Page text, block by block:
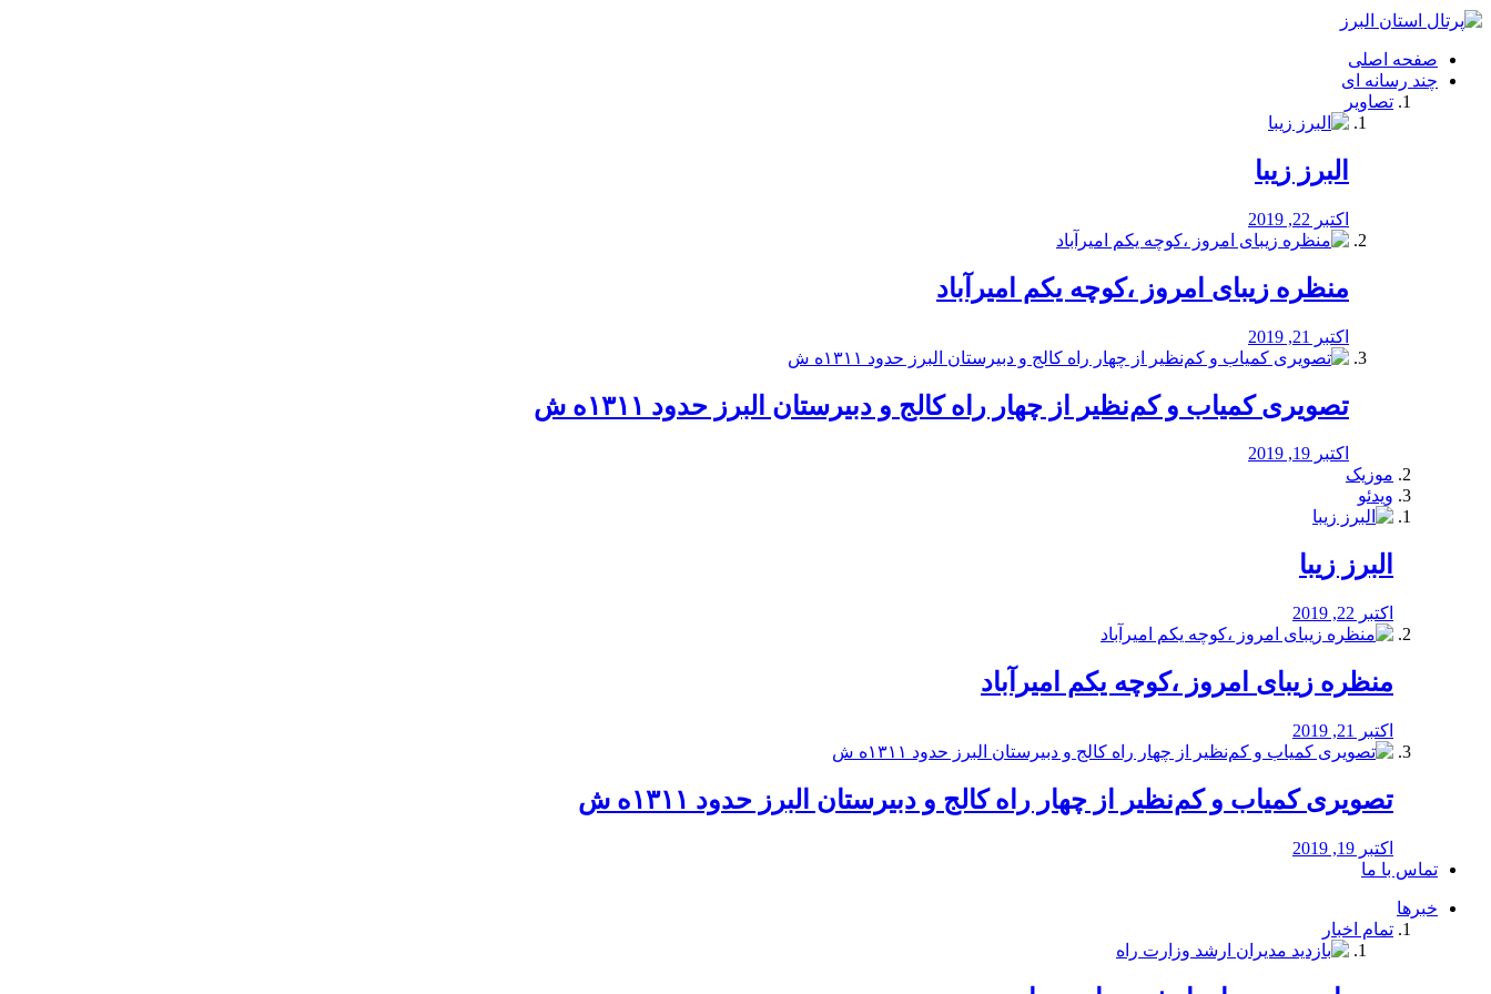
فصد
شرق
تهران
خشکشویی
صفحه اصلی
چند رسانه ای
تصاویر
البرز زیبا
اکتبر 22, 2019
منظره‌‌ زیبای امروز ،کوچه یکم امیرآباد
اکتبر 21, 2019
️تصویری کمیاب و کم‌نظیر از چهار راه كالج و دبيرستان البرز حدود ۱۳۱۱ه ش
اکتبر 19, 2019
موزیک
ویدئو
البرز زیبا
اکتبر 22, 2019
منظره‌‌ زیبای امروز ،کوچه یکم امیرآباد
اکتبر 21, 2019
️تصویری کمیاب و کم‌نظیر از چهار راه كالج و دبيرستان البرز حدود ۱۳۱۱ه ش
اکتبر 19, 2019
تماس با ما
خبرها
تمام اخبار